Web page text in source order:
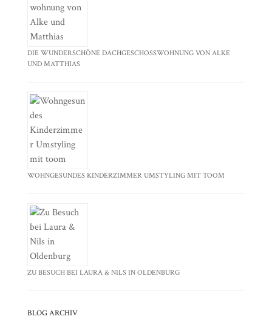
DIE WUNDERSCHÖNE DACHGESCHOSSWOHNUNG VON ALKE
UND MATTHIAS
WOHNGESUNDES KINDERZIMMER UMSTYLING MIT TOOM
ZU BESUCH BEI LAURA & NILS IN OLDENBURG
BLOG ARCHIV